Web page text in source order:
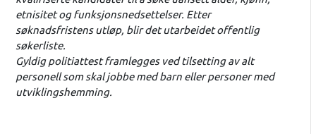
etnisitet og funksjonsnedsettelser. Etter
søknadsfristens utløp, blir det utarbeidet offentlig
søkerliste.
Gyldig politiattest framlegges ved tilsetting av alt
personell som skal jobbe med barn eller personer med
utviklingshemming.